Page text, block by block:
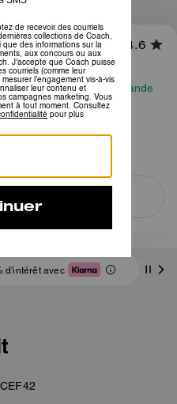
7
4.6
avant de passer commande
MAINTENANT
d'intérêt avec
CEF42